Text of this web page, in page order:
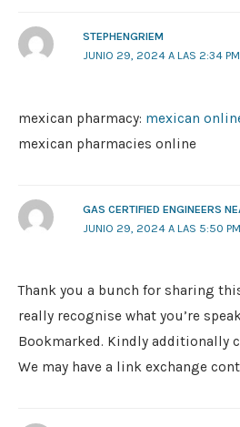
STEPHENGRIEM
JUNIO 29, 2024 A LAS 2:34 PM
mexican pharmacy: mexican
mexican pharmacies online
GAS CERTIFIED ENGINEERS
JUNIO 29, 2024 A LAS 5:50 PM
Thank you a bunch for sharing
really recognise what you’re
Bookmarked. Kindly additionally
We may have a link exchange